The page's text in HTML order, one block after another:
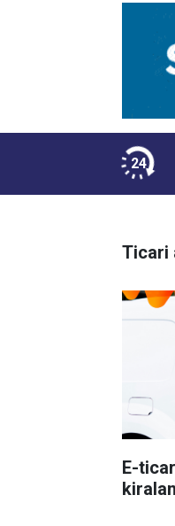
24
NEOPLAN Skyliner
Ticari
E-